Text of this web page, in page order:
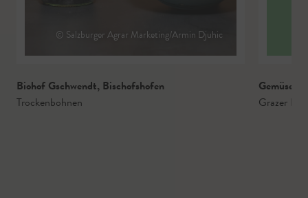
© Salzburger Agrar Marketing/Armin Djuhic
Biohof Gschwendt, Bischofshofen
Trockenbohnen
Grazer